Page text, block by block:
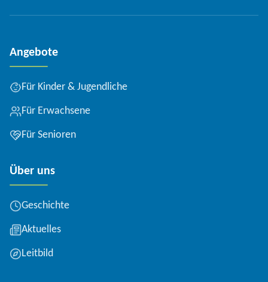
Angebote
Für Kinder & Jugendliche
Für Erwachsene
Für Senioren
Über uns
Geschichte
Aktuelles
Leitbild